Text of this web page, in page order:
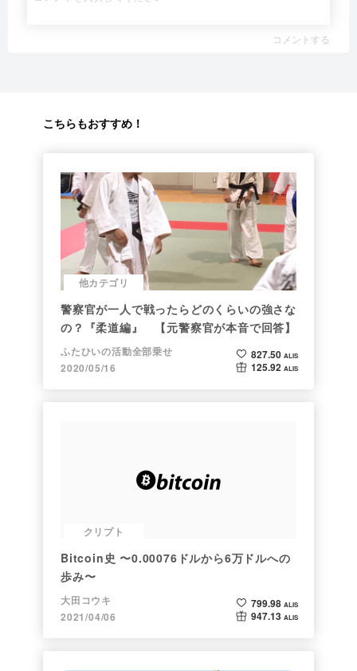
コメントする
こちらもおすすめ！
他カテゴリ
警察官が一人で戦ったらどのくらいの強さな
の？『柔道編』 【元警察官が本音で回答】
ふたひいの活動全部乗せ
2020/05/16
827.50 ALIS
125.92 ALIS
クリプト
Bitcoin史 〜0.00076ドルから6万ドルへの
歩み〜
大田コウキ
2021/04/06
799.98 ALIS
947.13 ALIS